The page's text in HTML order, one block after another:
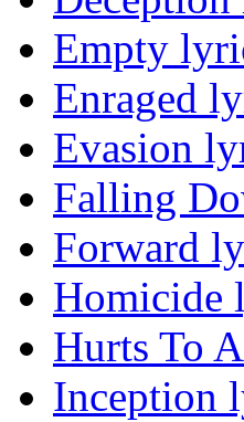
Empty
Enraged
Evasion
Falling
Forward
Homicide
Hurts To
Inception